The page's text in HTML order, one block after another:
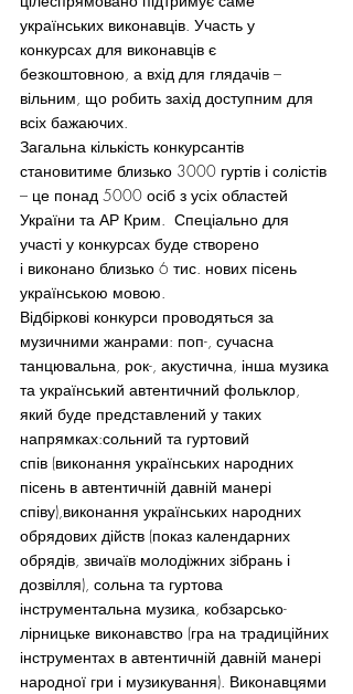
українських виконавців. Участь у
конкурсах для виконавців є
безкоштовною, а вхід для глядачів –
вільним, що робить захід доступним для
всіх бажаючих.
Загальна кількість конкурсантів
становитиме близько 3000 гуртів і солістів
– це понад 5000 осіб з усіх областей
України та АР Крим.  Спеціально для
участі у конкурсах буде створено
і виконано близько 6 тис. нових пісень
українською мовою.
Відбіркові конкурси проводяться за
музичними жанрами: поп-, сучасна
танцювальна, рок-, акустична, інша музика
та український автентичний фольклор,
який буде представлений у таких
напрямках:сольний та гуртовий
спів (виконання українських народних
пісень в автентичній давній манері
співу),виконання українських народних
обрядових дійств (показ календарних
обрядів, звичаїв молодіжних зібрань і
дозвілля), сольна та гуртова
інструментальна музика, кобзарсько-
лірницьке виконавство (гра на традиційних
інструментах в автентичній давній манері
народної гри і музикування). Виконавцями